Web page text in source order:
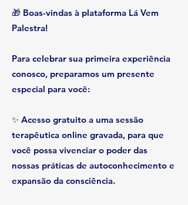
🎁 Boas-vindas à plataforma Lá Vem
Palestra!
Para celebrar sua primeira experiência
conosco, preparamos um presente
especial para você:
✨ Acesso gratuito a uma sessão
terapêutica online gravada, para que
você possa vivenciar o poder das
nossas práticas de autoconhecimento e
expansão da consciência.